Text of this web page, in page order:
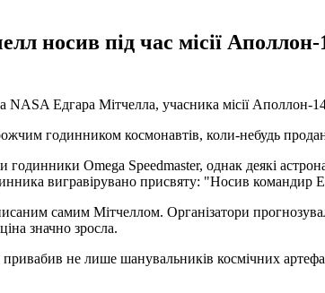
носив під час місії
Едгара Мітчелла, учасника місії Аполлон-
годинником космонавтів, коли-небудь
годинники Omega Speedmaster, однак деякі
вигравірувано присвяту: "Носив
самим Мітчеллом. Організатори
значно зросла.
не лише шанувальників космічних